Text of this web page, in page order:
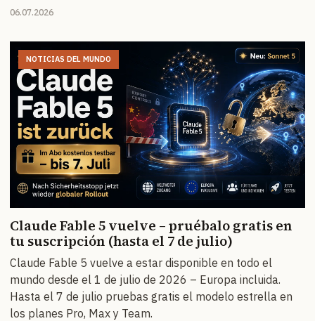
06.07.2026
NOTICIAS DEL MUNDO
Claude Fable 5 vuelve – pruébalo gratis en
tu suscripción (hasta el 7 de julio)
Claude Fable 5 vuelve a estar disponible en todo el
mundo desde el 1 de julio de 2026 – Europa incluida.
Hasta el 7 de julio pruebas gratis el modelo estrella en
los planes Pro, Max y Team.